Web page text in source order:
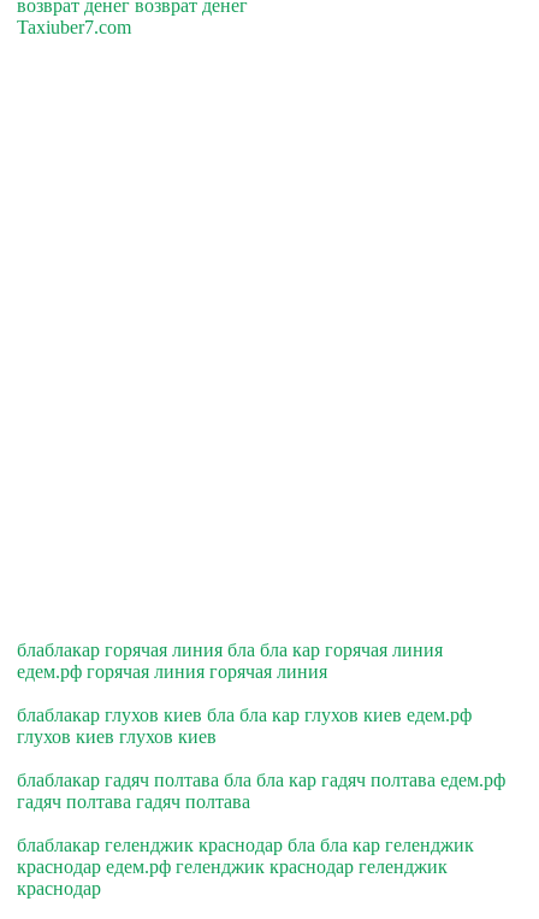
возврат денег возврат денег
Taxiuber7.com
блаблакар горячая линия бла бла кар горячая линия
едем.рф горячая линия горячая линия
блаблакар глухов киев бла бла кар глухов киев едем.рф
глухов киев глухов киев
блаблакар гадяч полтава бла бла кар гадяч полтава едем.рф
гадяч полтава гадяч полтава
блаблакар геленджик краснодар бла бла кар геленджик
краснодар едем.рф геленджик краснодар геленджик
краснодар